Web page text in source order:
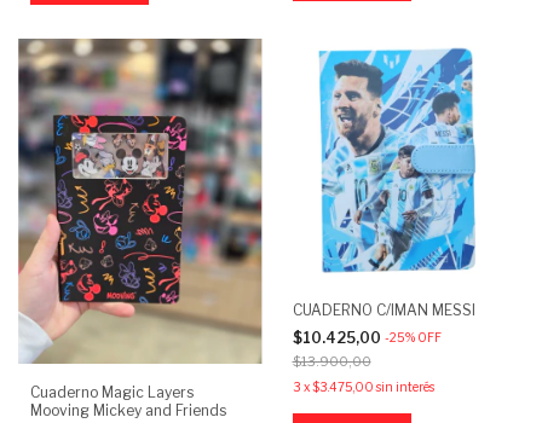
Cuaderno Magic Layers
Mooving Mickey and Friends
CUADERNO C/IMAN MESSI
$10.425,00 -25% OFF
$13.900,00
3 x$3.475,00 sin interés